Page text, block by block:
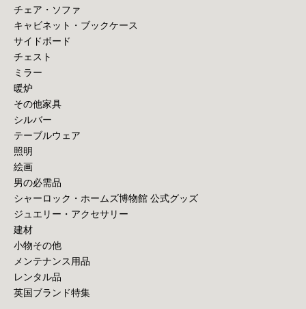
チェア・ソファ
キャビネット・ブックケース
サイドボード
チェスト
ミラー
暖炉
その他家具
シルバー
テーブルウェア
照明
絵画
男の必需品
シャーロック・ホームズ博物館 公式グッズ
ジュエリー・アクセサリー
建材
小物その他
メンテナンス用品
レンタル品
英国ブランド特集